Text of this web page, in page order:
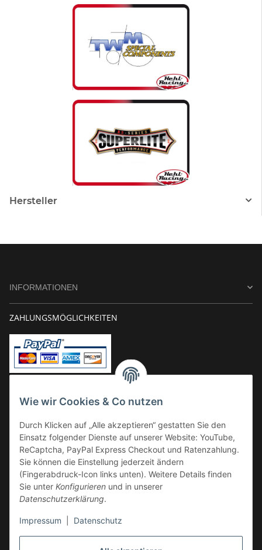
Wie wir Cookies & Co nutzen
Durch Klicken auf „Alle akzeptieren“ gestatten Sie den
Einsatz folgender Dienste auf unserer Website: YouTube,
ReCaptcha, PayPal Express Checkout und Ratenzahlung.
Sie können die Einstellung jederzeit ändern
(Fingerabdruck-Icon links unten). Weitere Details finden
Sie unter Konfigurieren und in unserer
Datenschutzerklärung.
Impressum Datenschutz
Hersteller
INFORMATIONEN
ZAHLUNGSMÖGLICHKEITEN
Überweisung
Kauf auf Rechnung
VERSAND